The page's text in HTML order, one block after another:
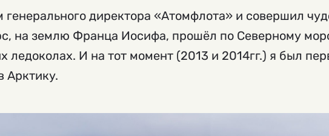
генерального директора «Атомфлота» и совершил
на землю Франца Иосифа, прошёл по Северному
ледоколах. И на тот момент (2013 и 2014гг.) я был
Арктику.